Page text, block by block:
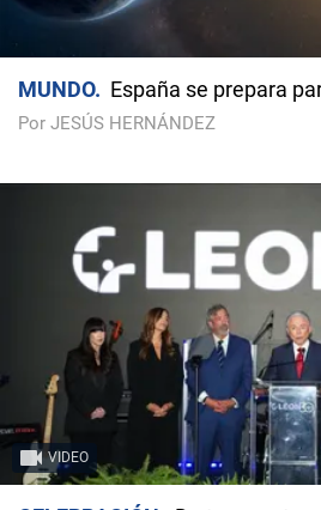
MUNDO España se prepara
Por JESÚS HERNÁNDEZ
VIDEO